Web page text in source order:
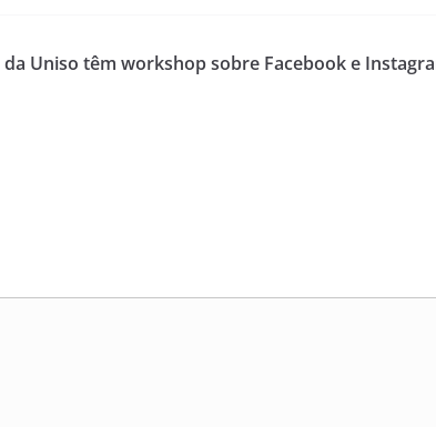
Uniso têm workshop sobre Facebook e